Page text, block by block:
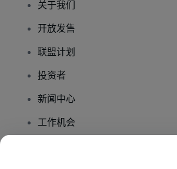
关于我们
开放发售
联盟计划
投资者
新闻中心
工作机会